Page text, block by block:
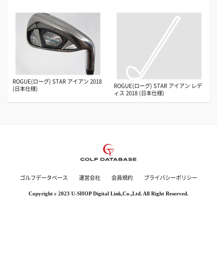
ROGUE(ローグ) STAR アイアン 2018
(日本仕様)
ROGUE(ローグ) STAR アイアン レデ
ィス 2018 (日本仕様)
ゴルフデータベース 運営会社 会員規約 プライバシーポリシー
Copyright c 2023 U-SHOP Digital Link,Co.,Ltd. All Right Reserved.